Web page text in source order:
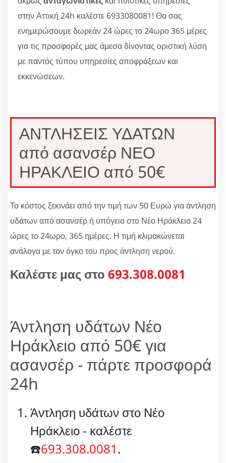
στην Αττική 24h καλέστε 6933080081! Θα σας
ενημερώσουμε δωρεάν 24 ώρες το 24ωρο 365 μέρες
για τις προσφορές μας άμεσα δίνοντας οριστική λύση
με παντός τύπου υπηρεσίες αποφράξεων και
εκκενώσεων.
ΑΝΤΛΗΣΕΙΣ ΥΔΑΤΩΝ
από ασανσέρ ΝΕΟ
ΗΡΑΚΛΕΙΟ από 50€
Το κόστος ξεκινάει από την τιμή των 50 Ευρώ για άντληση
υδάτων από ασανσέρ ή υπόγειο στο Νέο Ηράκλειο 24
ώρες το 24ωρο, 365 ημέρες. Η τιμή κλιμακώνεται
ανάλογα με τον όγκο του προς άντληση νερού.
Καλέστε μας στο 693.308.0081
Άντληση υδάτων Νέο
Ηράκλειο από 50€ για
ασανσέρ - πάρτε προσφορά
24h
Άντληση υδάτων στο Νέο
Ηράκλειο - καλέστε
☎️693.308.0081.